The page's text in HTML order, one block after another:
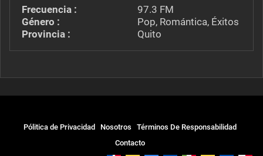
Frecuencia :
97.3 FM
Género :
Pop, Romántica, Éxitos
Provincia :
Quito
Pólitica de Privacidad Nosotros
Términos De Responsabilidad
Contacto